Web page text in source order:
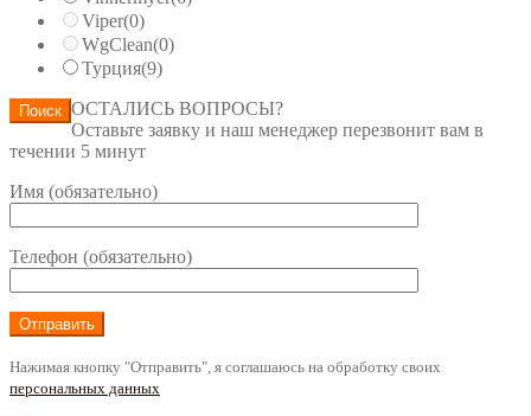
Viper(0)
WgClean(0)
Турция(9)
Поиск ОСТАЛИСЬ ВОПРОСЫ?
Оставьте заявку и наш менеджер перезвонит вам в
течении 5 минут
Имя (обязательно)
Телефон (обязательно)
Нажимая кнопку "Отправить", я соглашаюсь на обработку своих
персональных данных